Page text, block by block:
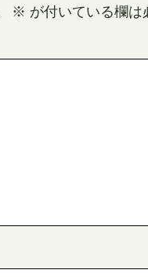
※ が付いている欄は